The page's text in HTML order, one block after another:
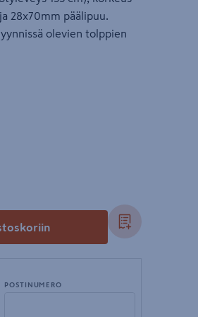
28x70mm päälipuu.
olevien tolppien
POSTINUMERO